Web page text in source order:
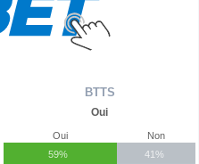
BTTS
Oui
Oui
59%
Non
41%